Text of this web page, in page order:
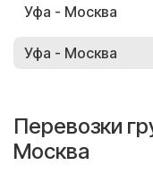
Уфа - Москва
Уфа - Москва
Перевозки
Москва